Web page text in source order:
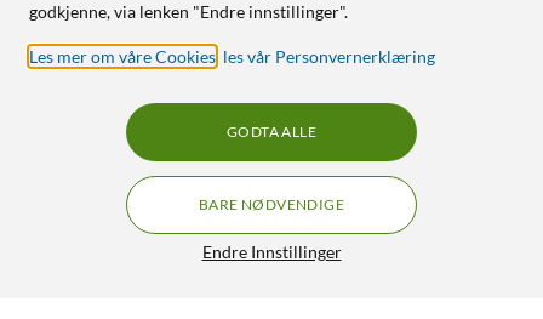
godkjenne, via lenken "Endre innstillinger".
Les mer om våre Cookies les vår Personvernerklæring
Endre Innstillinger
BARE NØDVENDIGE
GODTA ALLE